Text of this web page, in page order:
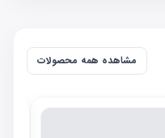
مشاهده همه محصولات